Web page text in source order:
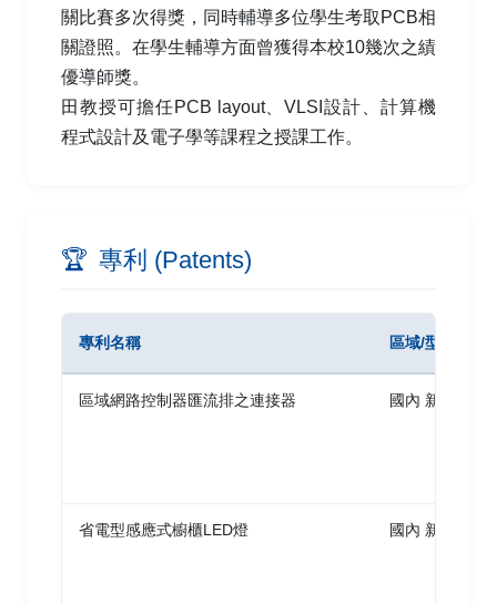
關比賽多次得獎，同時輔導多位學生考取PCB相
關證照。在學生輔導方面曾獲得本校10幾次之績
優導師獎。
田教授可擔任PCB layout、VLSI設計、計算機
程式設計及電子學等課程之授課工作。
🏆 專利 (Patents)
專利名稱 區域/型式
區域網路控制器匯流排之連接器 國內 新型專利
省電型感應式櫥櫃LED燈 國內 新型專利